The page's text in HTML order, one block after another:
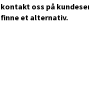
kontakt oss på
ﬁnne et alternativ.